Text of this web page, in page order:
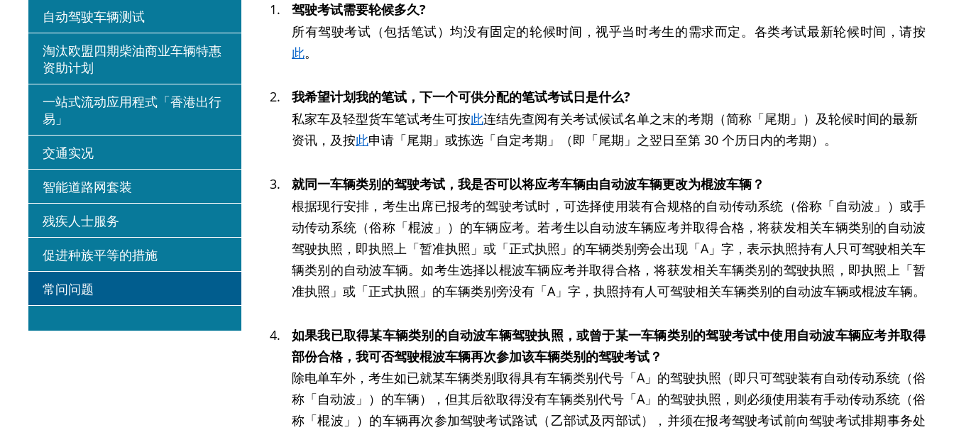
自动驾驶车辆测试
淘汰欧盟四期柴油商业车辆特惠
资助计划
一站式流动应用程式「香港出行
易」
交通实况
智能道路网套装
残疾人士服务
促进种族平等的措施
常问问题
1.
驾驶考试需要轮候多久?
所有驾驶考试（包括笔试）均没有固定的轮候时间，视乎当时考生的需求而定。各类考试最新轮候时间，请按
此。
2.
我希望计划我的笔试，下一个可供分配的笔试考试日是什么?
私家车及轻型货车笔试考生可按此连结先查阅有关考试候试名单之末的考期（简称「尾期」）及轮候时间的最新
资讯，及按此申请「尾期」或拣选「自定考期」（即「尾期」之翌日至第 30 个历日内的考期）。
3.
就同一车辆类别的驾驶考试，我是否可以将应考车辆由自动波车辆更改为棍波车辆？
根据现行安排，考生出席已报考的驾驶考试时，可选择使用装有合规格的自动传动系统（俗称「自动波」）或手
动传动系统（俗称「棍波」）的车辆应考。若考生以自动波车辆应考并取得合格，将获发相关车辆类别的自动波
驾驶执照，即执照上「暂准执照」或「正式执照」的车辆类别旁会出现「A」字，表示执照持有人只可驾驶相关车
辆类别的自动波车辆。如考生选择以棍波车辆应考并取得合格，将获发相关车辆类别的驾驶执照，即执照上「暂
准执照」或「正式执照」的车辆类别旁没有「A」字，执照持有人可驾驶相关车辆类别的自动波车辆或棍波车辆。
4.
如果我已取得某车辆类别的自动波车辆驾驶执照，或曾于某一车辆类别的驾驶考试中使用自动波车辆应考并取得
部份合格，我可否驾驶棍波车辆再次参加该车辆类别的驾驶考试？
除电单车外，考生如已就某车辆类别取得具有车辆类别代号「A」的驾驶执照（即只可驾驶装有自动传动系统（俗
称「自动波」）的车辆），但其后欲取得没有车辆类别代号「A」的驾驶执照，则必须使用装有手动传动系统（俗
称「棍波」）的车辆再次参加驾驶考试路试（乙部试及丙部试），并须在报考驾驶考试前向驾驶考试排期事务处